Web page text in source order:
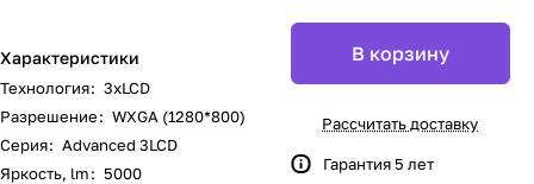
Характеристики
Технология: 3xLCD
Разрешение: WXGA (1280*800)
Серия: Advanced 3LCD
Яркость, lm: 5000
В корзину
Рассчитать доставку
Гарантия 5 лет